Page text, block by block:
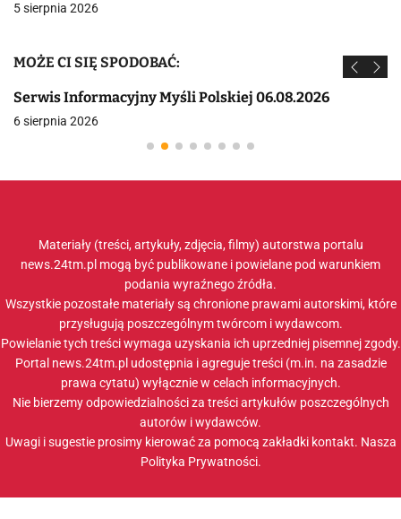
5 sierpnia 2026
MOŻE CI SIĘ SPODOBAĆ:
Serwis Informacyjny Myśli Polskiej 06.08.2026
6 sierpnia 2026
Materiały (treści, artykuły, zdjęcia, filmy) autorstwa portalu
news.24tm.pl mogą być publikowane i powielane pod warunkiem
podania wyraźnego źródła.
Wszystkie pozostałe materiały są chronione prawami autorskimi, które
przysługują poszczególnym twórcom i wydawcom.
Powielanie tych treści wymaga uzyskania ich uprzedniej pisemnej zgody.
Portal news.24tm.pl udostępnia i agreguje treści (m.in. na zasadzie
prawa cytatu) wyłącznie w celach informacyjnych.
Nie bierzemy odpowiedzialności za treści artykułów poszczególnych
autorów i wydawców.
Uwagi i sugestie prosimy kierować za pomocą zakładki kontakt. Nasza
Polityka Prywatności.